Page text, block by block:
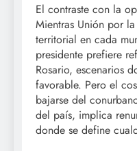
El contraste con la
Mientras Unión por
territorial en cada
presidente prefiere
Rosario, escenarios
favorable. Pero el
bajarse del
del país, implica
donde se define